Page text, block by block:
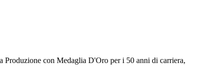
Produzione con Medaglia D'Oro per i 50 anni di carriera,